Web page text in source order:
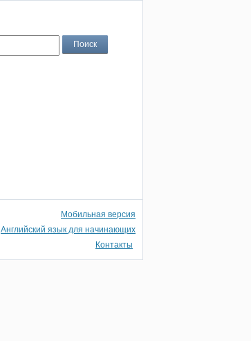
Мобильная версия
Английский язык для начинающих
Контакты